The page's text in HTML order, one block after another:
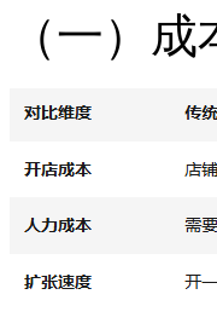
（一）